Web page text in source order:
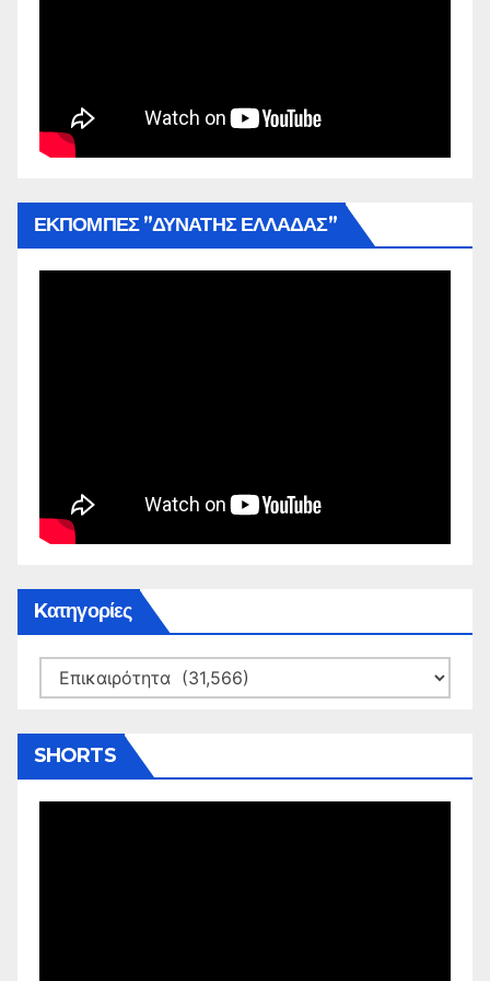
ΕΚΠΟΜΠΕΣ ”ΔΥΝΑΤΗΣ ΕΛΛΑΔΑΣ”
Kατηγορίες
Kατηγορίες
SHORTS